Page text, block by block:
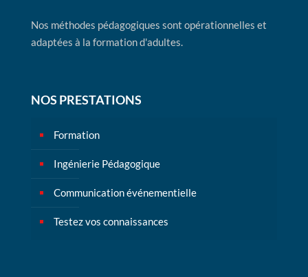
Nos méthodes pédagogiques sont opérationnelles et
adaptées à la formation d'adultes.
NOS PRESTATIONS
Formation
Ingénierie Pédagogique
Communication événementielle
Testez vos connaissances